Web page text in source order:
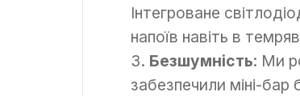
Інтегроване
напоїв навіть в
Безшумність: Ми
забезпечили міні-